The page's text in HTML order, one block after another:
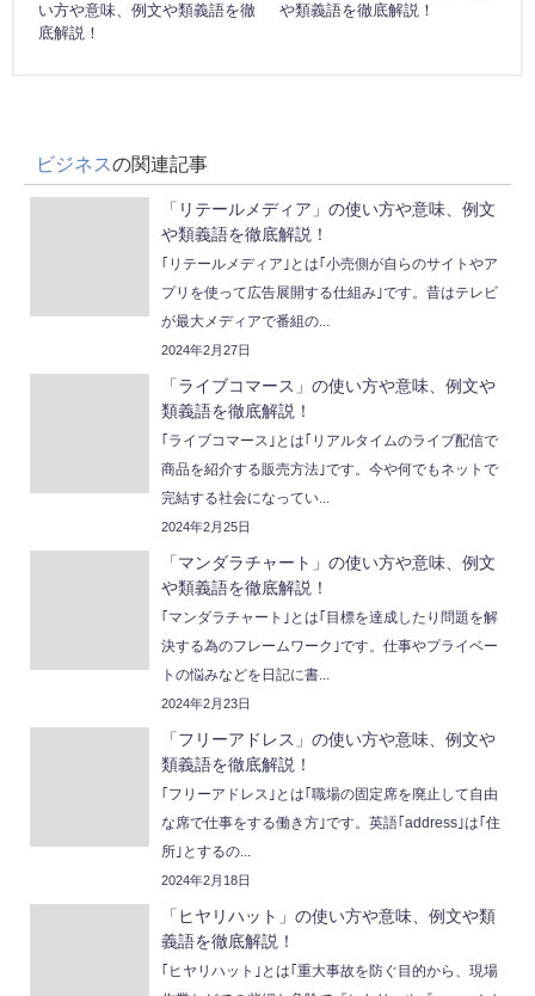
い方や意味、例文や類義語を徹
底解説！
や類義語を徹底解説！
ビジネスの関連記事
「リテールメディア」の使い方や意味、例文
や類義語を徹底解説！
｢リテールメディア｣とは｢小売側が自らのサイトやア
プリを使って広告展開する仕組み｣です。昔はテレビ
が最大メディアで番組の...
2024年2月27日
「ライブコマース」の使い方や意味、例文や
類義語を徹底解説！
｢ライブコマース｣とは｢リアルタイムのライブ配信で
商品を紹介する販売方法｣です。今や何でもネットで
完結する社会になってい...
2024年2月25日
「マンダラチャート」の使い方や意味、例文
や類義語を徹底解説！
｢マンダラチャート｣とは｢目標を達成したり問題を解
決する為のフレームワーク｣です。仕事やプライベー
トの悩みなどを日記に書...
2024年2月23日
「フリーアドレス」の使い方や意味、例文や
類義語を徹底解説！
｢フリーアドレス｣とは｢職場の固定席を廃止して自由
な席で仕事をする働き方｣です。英語｢address｣は｢住
所｣とするの...
2024年2月18日
「ヒヤリハット」の使い方や意味、例文や類
義語を徹底解説！
｢ヒヤリハット｣とは｢重大事故を防ぐ目的から、現場